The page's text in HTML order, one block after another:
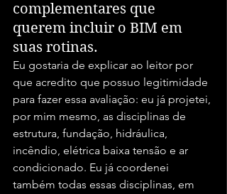
complementares que
querem incluir o BIM em
suas rotinas.
Eu gostaria de explicar ao leitor por
que acredito que possuo legitimidade
para fazer essa avaliação: eu já projetei,
por mim mesmo, as disciplinas de
estrutura, fundação, hidráulica,
incêndio, elétrica baixa tensão e ar
condicionado. Eu já coordenei
também todas essas disciplinas, em